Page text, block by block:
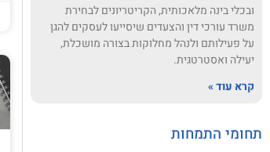
ובכלי בינה מלאכותית, הקריטריונים לבחירת
משרד עורכי דין והצעדים שיסייעו לעסקים להגן
על פעילותם ולנהל מחלוקות בצורה מושכלת,
יעילה ואסטרטגית.
קרא עוד »
תחומי התמחות